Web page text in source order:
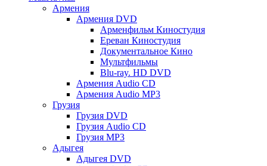
Армения
Армения DVD
Арменфильм Киностудия
Ереван Киностудия
Документальное Кино
Мультфильмы
Blu-ray. HD DVD
Армения Audio CD
Армения Audio MP3
Грузия
Грузия DVD
Грузия Audio CD
Грузия MP3
Адыгея
Адыгея DVD